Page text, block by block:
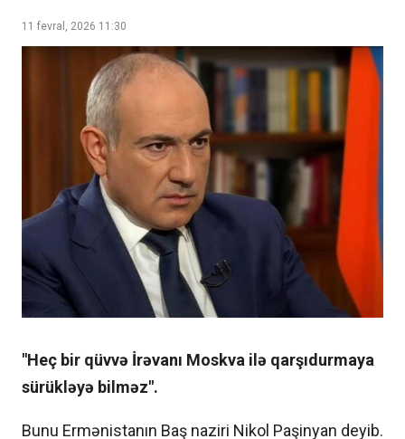
11 fevral, 2026 11:30
"Heç bir qüvvə İrəvanı Moskva ilə qarşıdurmaya
sürükləyə bilməz".
Bunu Ermənistanın Baş naziri Nikol Paşinyan deyib.